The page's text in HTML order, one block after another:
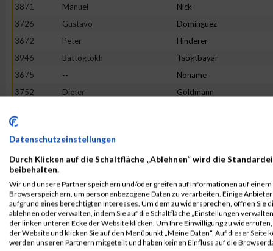
3871
Manuel Nick
3726
Gustavo Dominguez
3672
Peter Hinderer
3946
Battogtokh Tsogtbayar
3675
-- Noname
3752
Dieter Goldmann
3823
3954
Jan
3789
Lukas Angerer
3895
Michael Rothmund
3735
Carsten Flesch
3949
Jörg Volland
3842
Philipp Martin
Datenschutzeinstellungen
Durch Klicken auf die Schaltfläche „Ablehnen“ wird die
beibehalten.
Wir und unsere Partner speichern und/oder greifen auf Informationen auf einem
Browserspeichern, um personenbezogene Daten zu verarbeiten. Einige
aufgrund eines berechtigten Interesses. Um dem zu widersprechen, öffnen Sie
ablehnen oder verwalten, indem Sie auf die Schaltfläche „Einstellungen
der linken unteren Ecke der Website klicken. Um Ihre Einwilligung zu
der Website und klicken Sie auf den Menüpunkt „Meine Daten“. Auf dieser
werden unseren Partnern mitgeteilt und haben keinen Einfluss auf die